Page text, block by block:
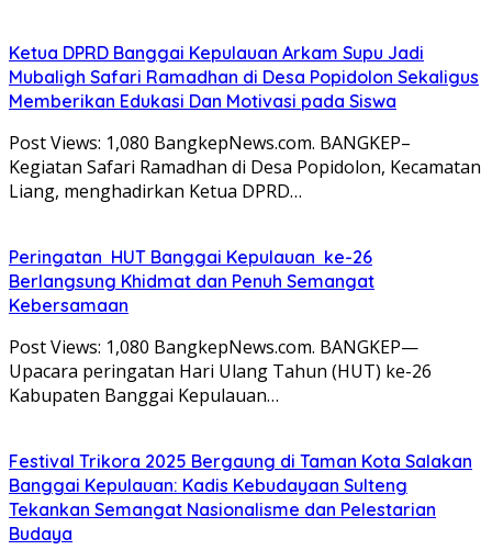
Ketua DPRD Banggai Kepulauan Arkam Supu Jadi
Mubaligh Safari Ramadhan di Desa Popidolon Sekaligus
Memberikan Edukasi Dan Motivasi pada Siswa
Post Views: 1,080 BangkepNews.com. BANGKEP–
Kegiatan Safari Ramadhan di Desa Popidolon, Kecamatan
Liang, menghadirkan Ketua DPRD…
Peringatan HUT Banggai Kepulauan ke-26
Berlangsung Khidmat dan Penuh Semangat
Kebersamaan
Post Views: 1,080 BangkepNews.com. BANGKEP—
Upacara peringatan Hari Ulang Tahun (HUT) ke-26
Kabupaten Banggai Kepulauan…
Festival Trikora 2025 Bergaung di Taman Kota Salakan
Banggai Kepulauan: Kadis Kebudayaan Sulteng
Tekankan Semangat Nasionalisme dan Pelestarian
Budaya